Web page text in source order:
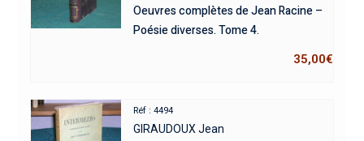
Oeuvres complètes de Jean Racine –
Poésie diverses. Tome 4.
35,00€
Réf : 4494
GIRAUDOUX Jean